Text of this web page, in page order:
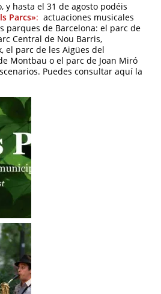
y hasta el 31 de agosto podéis
Parcs»: actuaciones musicales
parques de Barcelona: el parc de
Central de Nou Barris,
el parc de les Aigües del
Montbau o el parc de Joan Miró
Puedes consultar aquí la